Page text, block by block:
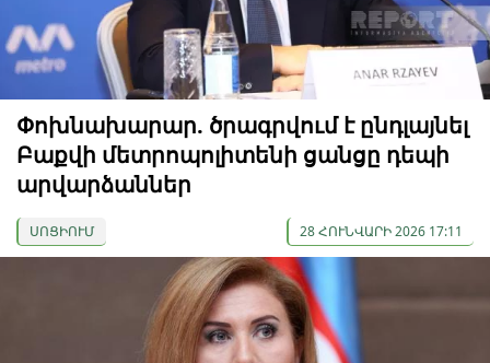
Փոխնախարար. ծրագրվում է ընդլայնել
Բաքվի մետրոպոլիտենի ցանցը դեպի
արվարձաններ
ՍՈՑԻՈՒՄ 28 ՀՈՒՆՎԱՐԻ 2026 17:11